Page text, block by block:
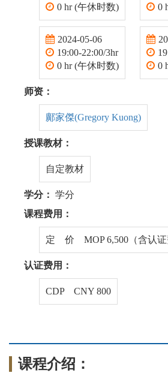
0 hr (午休时数)
0
2024-05-06
19:00-22:00/3hr
0 hr (午休时数)
0
师资：
鄺家傑(Gregory Kuong)
授课教材：
自定教材
学分： 学分
课程费用：
定 价 MOP 6,500（含认证
认证费用：
CDP CNY 800
课程介绍：